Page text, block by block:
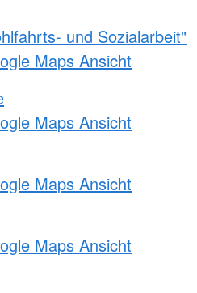
und Sozialarbeit"
Maps Ansicht
Maps Ansicht
Maps Ansicht
Maps Ansicht